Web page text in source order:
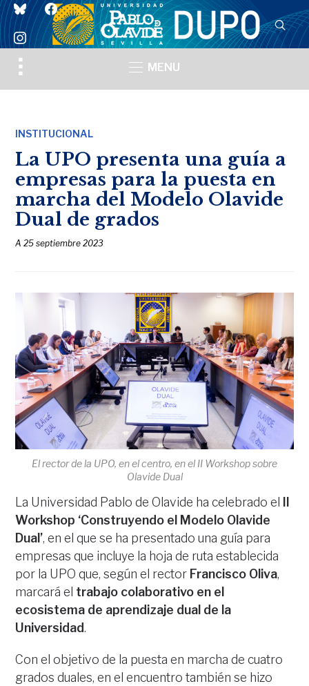
blueskyfacebook
instagram
Toggle
sidebar
MENU
INSTITUCIONAL
La UPO presenta una guía a
empresas para la puesta en
marcha del Modelo Olavide
Dual de grados
A25 septiembre 2023
El rector de la UPO, en el centro, en el II Workshop sobre
Olavide Dual
La Universidad Pablo de Olavide ha celebrado el
Workshop ‘Construyendo el Modelo Olavide
Dual’, en el que se ha presentado una guía para
empresas que incluye la hoja de ruta establecida
por la UPO que, según el rector Francisco Oliva,
marcará el trabajo colaborativo en el
ecosistema de aprendizaje dual de la
Universidad.
Con el objetivo de la puesta en marcha de cuatro
grados duales, en el encuentro también se hizo